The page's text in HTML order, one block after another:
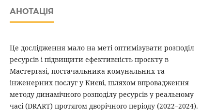
АНОТАЦІЯ
Це дослідження мало на меті оптимізувати розподіл
ресурсів і підвищити ефективність проєкту в
Мастергазі, постачальника комунальних та
інженерних послуг у Києві, шляхом впровадження
методу динамічного розподілу ресурсів у реальному
часі (DRART) протягом дворічного періоду (2022–2024).